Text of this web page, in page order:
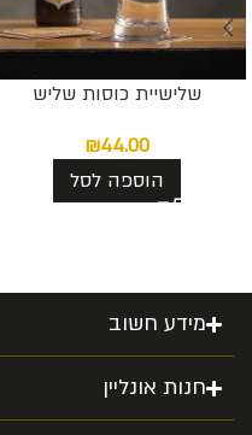
שלישיית כוסות שליש
₪44.00
הוספה לסל
מידע חשוב
חנות אונליין